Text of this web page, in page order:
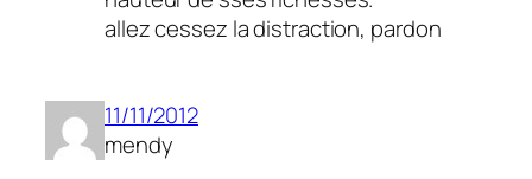
allez cessez la distraction, pardon
11/11/2012
mendy